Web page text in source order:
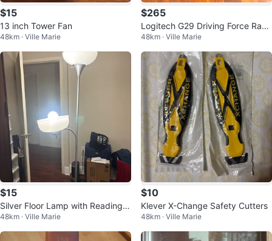
$15
13 inch Tower Fan
48km · Ville Marie
$265
Logitech G29 Driving Force Raci
ng Wheel
48km · Ville Marie
$15
Silver Floor Lamp with Reading L
ight
48km · Ville Marie
$10
Klever X-Change Safety Cutters
48km · Ville Marie